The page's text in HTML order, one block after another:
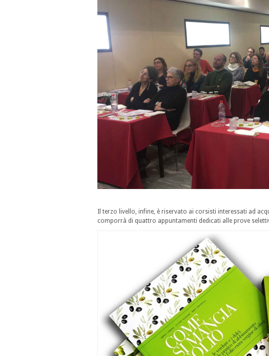
Il terzo livello, infine, è riservato ai corsisti interessati ad
comporrà di quattro appuntamenti dedicati alle prove